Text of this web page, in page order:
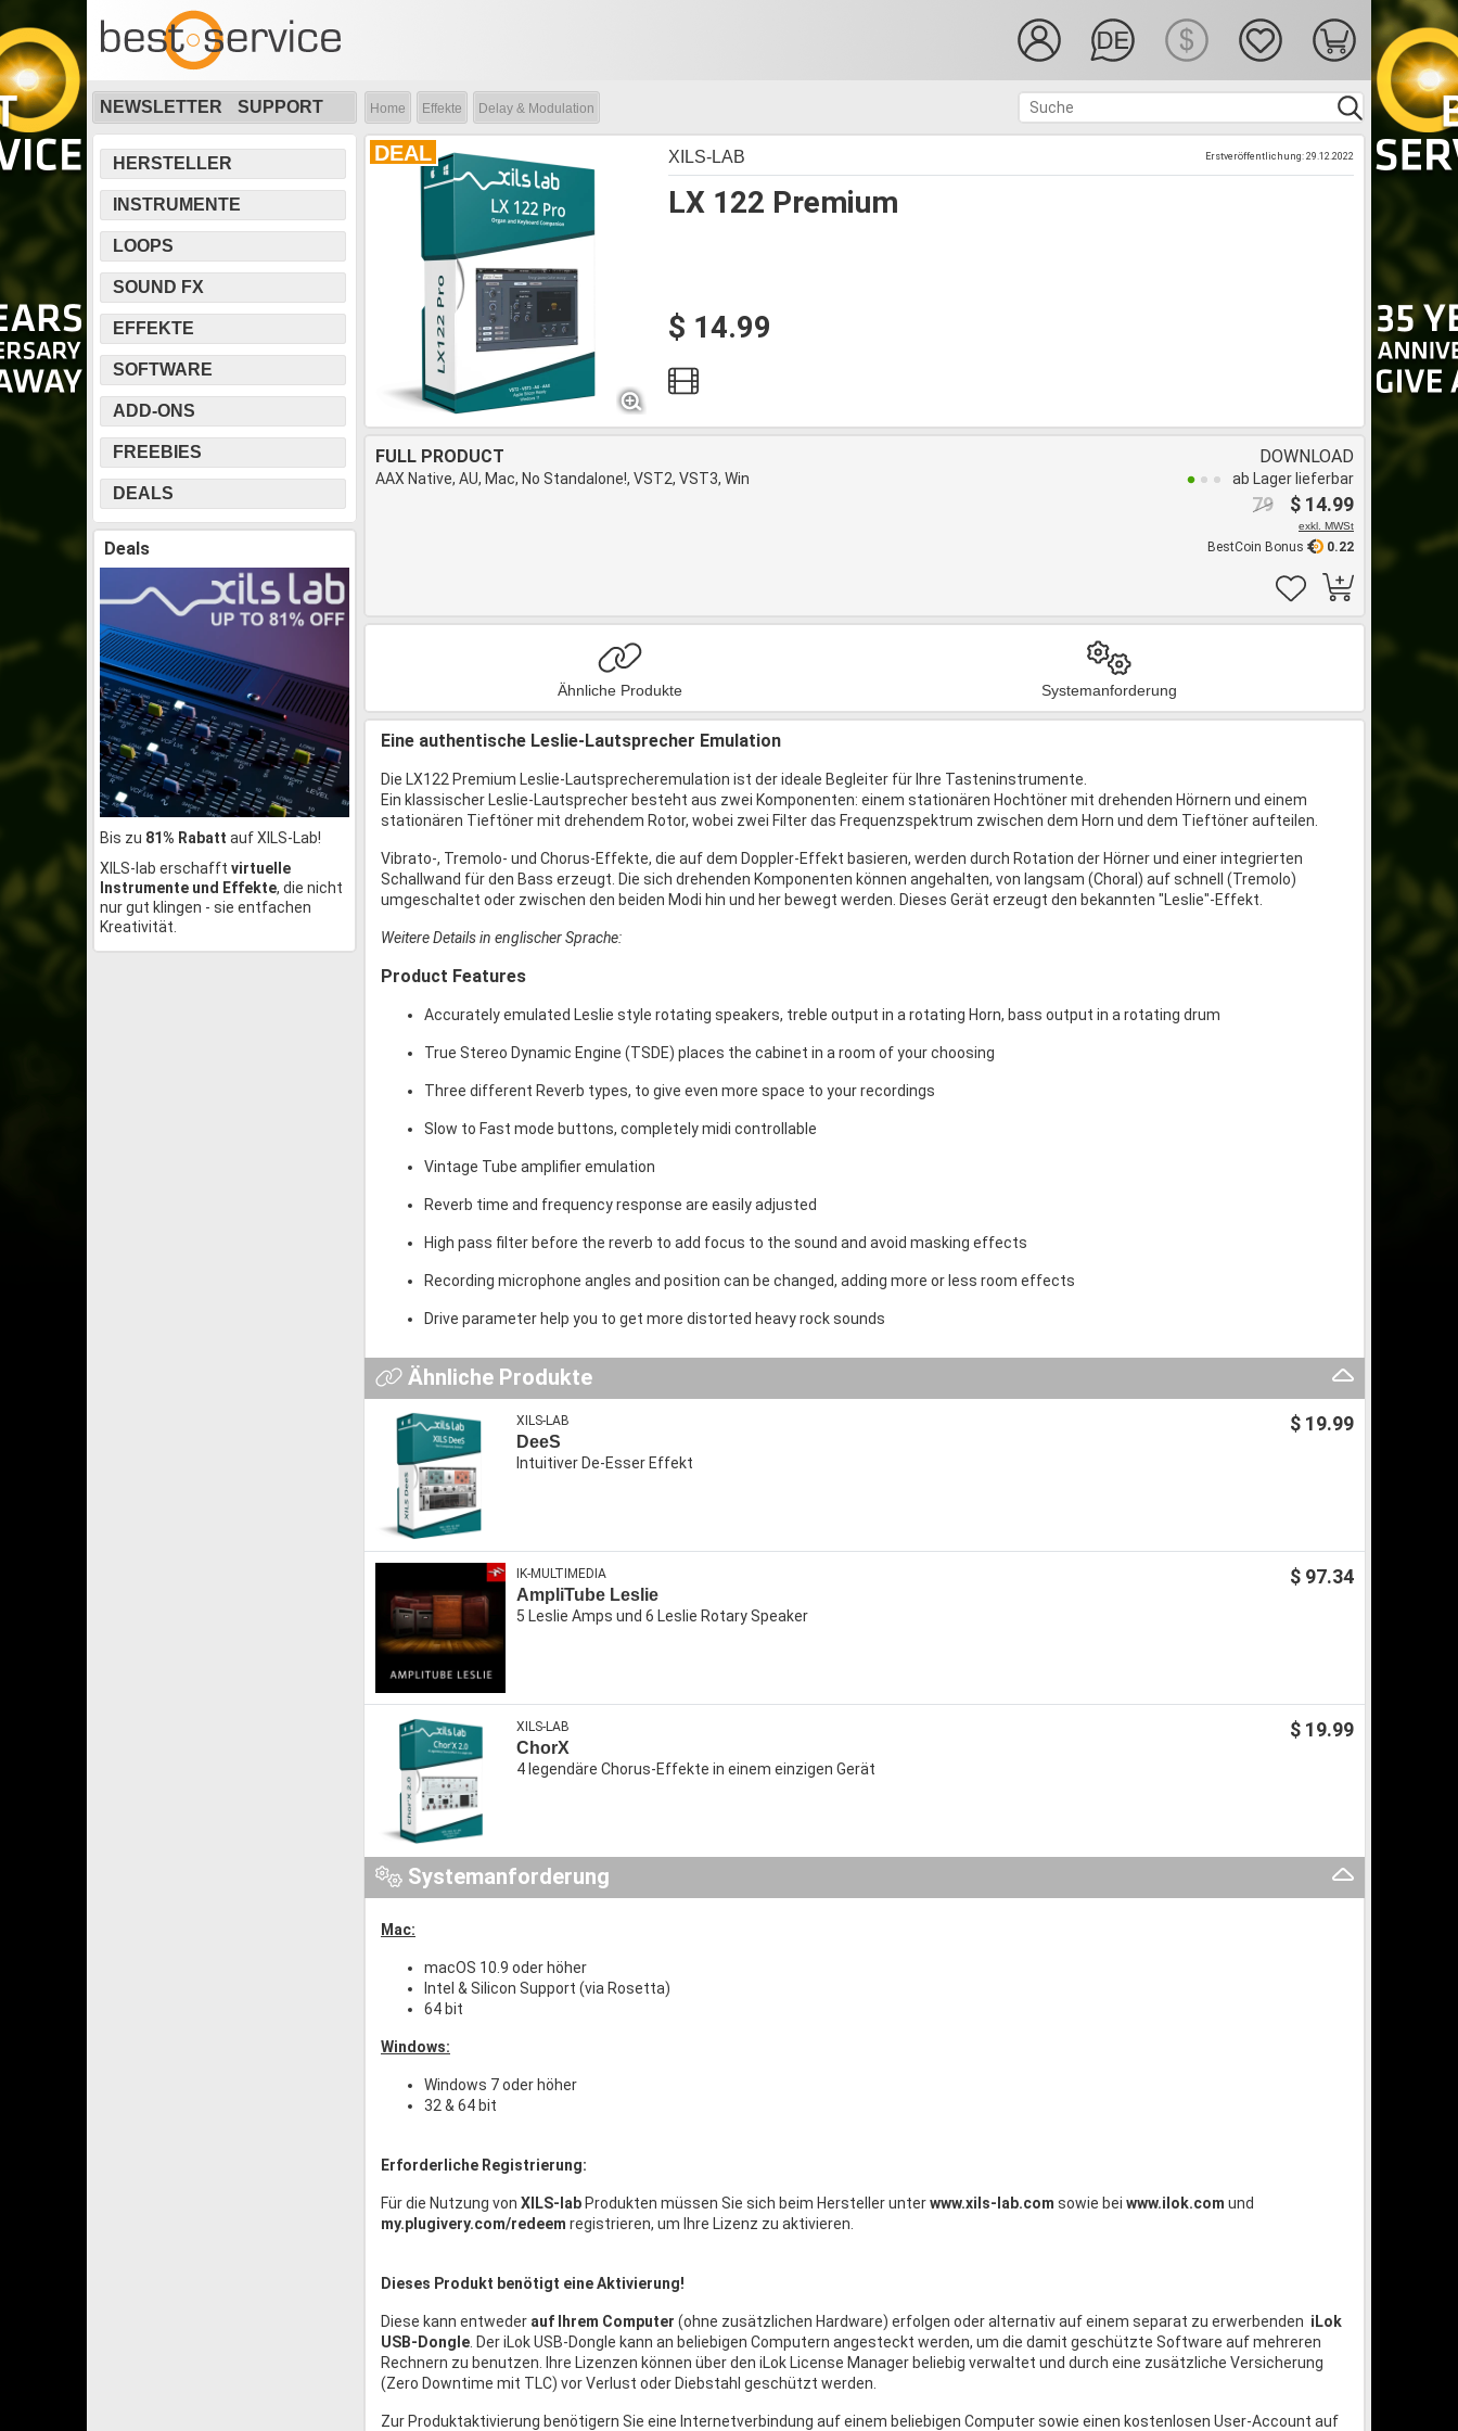
NEWSLETTER SUPPORT Home Effekte Delay & Modulation
HERSTELLER
INSTRUMENTE
LOOPS
SOUND FX
EFFEKTE
SOFTWARE
ADD-ONS
FREEBIES
DEALS
Deals
Bis zu 81% Rabatt auf XILS-Lab!
XILS-lab erschafft virtuelle
Instrumente und Effekte, die nicht
nur gut klingen - sie entfachen
Kreativität.
DEAL
LX 122 Premium
XILS-LAB Erstveröffentlichung: 29.12.2022
$ 14.99
FULL PRODUCT
AAX Native, AU, Mac, No Standalone!, VST2, VST3, Win
DOWNLOAD
ab Lager lieferbar
$ 14.99
79
exkl. MWSt
0.22
BestCoin Bonus
Ähnliche Produkte Systemanforderung
Eine authentische Leslie-Lautsprecher Emulation
Die LX122 Premium Leslie-Lautsprecheremulation ist der ideale Begleiter für Ihre Tasteninstrumente.
Ein klassischer Leslie-Lautsprecher besteht aus zwei Komponenten: einem stationären Hochtöner mit drehenden Hörnern und einem
stationären Tieftöner mit drehendem Rotor, wobei zwei Filter das Frequenzspektrum zwischen dem Horn und dem Tieftöner aufteilen.
Vibrato-, Tremolo- und Chorus-Effekte, die auf dem Doppler-Effekt basieren, werden durch Rotation der Hörner und einer integrierten
Schallwand für den Bass erzeugt. Die sich drehenden Komponenten können angehalten, von langsam (Choral) auf schnell (Tremolo)
umgeschaltet oder zwischen den beiden Modi hin und her bewegt werden. Dieses Gerät erzeugt den bekannten "Leslie"-Effekt.
Weitere Details in englischer Sprache:
Product Features
Accurately emulated Leslie style rotating speakers, treble output in a rotating Horn, bass output in a rotating drum
True Stereo Dynamic Engine (TSDE) places the cabinet in a room of your choosing
Three different Reverb types, to give even more space to your recordings
Slow to Fast mode buttons, completely midi controllable
Vintage Tube amplifier emulation
Reverb time and frequency response are easily adjusted
High pass filter before the reverb to add focus to the sound and avoid masking effects
Recording microphone angles and position can be changed, adding more or less room effects
Drive parameter help you to get more distorted heavy rock sounds
Ähnliche Produkte
$ 19.99
XILS-LAB
DeeS
Intuitiver De-Esser Effekt
$ 97.34
IK-MULTIMEDIA
AmpliTube Leslie
5 Leslie Amps und 6 Leslie Rotary Speaker
$ 19.99
XILS-LAB
ChorX
4 legendäre Chorus-Effekte in einem einzigen Gerät
Systemanforderung
Mac:
macOS 10.9 oder höher
Intel & Silicon Support (via Rosetta)
64 bit
Windows:
Windows 7 oder höher
32 & 64 bit
Erforderliche Registrierung:
Für die Nutzung von XILS-lab Produkten müssen Sie sich beim Hersteller unterwww.xils-lab.com sowie bei www.ilok.com und
my.plugivery.com/redeem registrieren, um Ihre Lizenz zu aktivieren.
Dieses Produkt benötigt eine Aktivierung!
Diese kann entweder auf Ihrem Computer (ohne zusätzlichen Hardware) erfolgen oder alternativ auf einem separat zu erwerbenden iLok
USB-Dongle . Der iLok USB-Dongle kann an beliebigen Computern angesteckt werden, um die damit geschützte Software auf mehreren
Rechnern zu benutzen. Ihre Lizenzen können über den iLok License Manager beliebig verwaltet und durch eine zusätzliche Versicherung
(Zero Downtime mit TLC) vor Verlust oder Diebstahl geschützt werden.
Zur Produktaktivierung benötigern Sie eine Internetverbindung auf einem beliebigen Computer sowie einen kostenlosen User-Account auf